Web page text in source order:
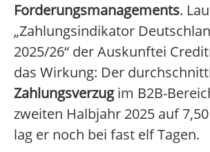
Forderungsmanagements.
„Zahlungsindikator
2025/26“ der Auskunftei
das Wirkung: Der
Zahlungsverzugim B2B-
zweiten Halbjahr 2025 auf
lag er noch bei fast elf Tagen.